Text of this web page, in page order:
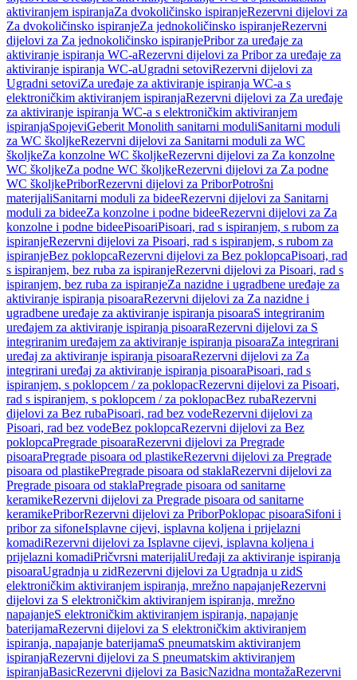
aktiviranjem ispiranjaZa dvokoličinsko ispiranjeRezervni dijelovi za
Za dvokoličinsko ispiranjeZa jednokoličinsko ispiranjeRezervni
dijelovi za Za jednokoličinsko ispiranjePribor za uređaje za
aktiviranje ispiranja WC-aRezervni dijelovi za Pribor za uređaje za
aktiviranje ispiranja WC-aUgradni setoviRezervni dijelovi za
Ugradni setoviZa uređaje za aktiviranje ispiranja WC-a s
elektroničkim aktiviranjem ispiranjaRezervni dijelovi za Za uređaje
za aktiviranje ispiranja WC-a s elektroničkim aktiviranjem
ispiranjaSpojeviGeberit Monolith sanitarni moduliSanitarni moduli
za WC školjkeRezervni dijelovi za Sanitarni moduli za WC
školjkeZa konzolne WC školjkeRezervni dijelovi za Za konzolne
WC školjkeZa podne WC školjkeRezervni dijelovi za Za podne
WC školjkePriborRezervni dijelovi za PriborPotrošni
materijaliSanitarni moduli za bideeRezervni dijelovi za Sanitarni
moduli za bideeZa konzolne i podne bideeRezervni dijelovi za Za
konzolne i podne bideePisoariPisoari, rad s ispiranjem, s rubom za
ispiranjeRezervni dijelovi za Pisoari, rad s ispiranjem, s rubom za
ispiranjeBez poklopcaRezervni dijelovi za Bez poklopcaPisoari, rad
s ispiranjem, bez ruba za ispiranjeRezervni dijelovi za Pisoari, rad s
ispiranjem, bez ruba za ispiranjeZa nazidne i ugradbene uređaje za
aktiviranje ispiranja pisoaraRezervni dijelovi za Za nazidne i
ugradbene uređaje za aktiviranje ispiranja pisoaraS integriranim
uređajem za aktiviranje ispiranja pisoaraRezervni dijelovi za S
integriranim uređajem za aktiviranje ispiranja pisoaraZa integrirani
uređaj za aktiviranje ispiranja pisoaraRezervni dijelovi za Za
integrirani uređaj za aktiviranje ispiranja pisoaraPisoari, rad s
ispiranjem, s poklopcem / za poklopacRezervni dijelovi za Pisoari,
rad s ispiranjem, s poklopcem / za poklopacBez rubaRezervni
dijelovi za Bez rubaPisoari, rad bez vodeRezervni dijelovi za
Pisoari, rad bez vodeBez poklopcaRezervni dijelovi za Bez
poklopcaPregrade pisoaraRezervni dijelovi za Pregrade
pisoaraPregrade pisoara od plastikeRezervni dijelovi za Pregrade
pisoara od plastikePregrade pisoara od staklaRezervni dijelovi za
Pregrade pisoara od staklaPregrade pisoara od sanitarne
keramikeRezervni dijelovi za Pregrade pisoara od sanitarne
keramikePriborRezervni dijelovi za PriborPoklopac pisoaraSifoni i
pribor za sifoneIsplavne cijevi, isplavna koljena i prijelazni
komadiRezervni dijelovi za Isplavne cijevi, isplavna koljena i
prijelazni komadiPričvrsni materijaliUređaji za aktiviranje ispiranja
pisoaraUgradnja u zidRezervni dijelovi za Ugradnja u zidS
elektroničkim aktiviranjem ispiranja, mrežno napajanjeRezervni
dijelovi za S elektroničkim aktiviranjem ispiranja, mrežno
napajanjeS elektroničkim aktiviranjem ispiranja, napajanje
baterijamaRezervni dijelovi za S elektroničkim aktiviranjem
ispiranja, napajanje baterijamaS pneumatskim aktiviranjem
ispiranjaRezervni dijelovi za S pneumatskim aktiviranjem
ispiranjaBasicRezervni dijelovi za BasicNazidna montažaRezervni